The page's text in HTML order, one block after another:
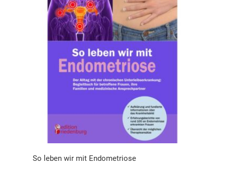
So leben wir mit Endometriose